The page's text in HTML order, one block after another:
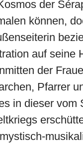
der
können,
auf seine
der
Pfarrer
in dieser vom